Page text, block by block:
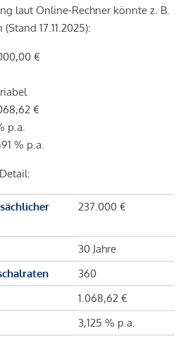
laut Online-Rechner könnte z. B.
17.11.2025):
€
€
p.a.
% p.a.
237.000 €
30 Jahre
360
1.068,62 €
3,125 % p.a.